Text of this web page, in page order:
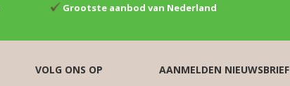
Grootste aanbod van Nederland
VOLG ONS OP AANMELDEN NIEUWSBRIEF